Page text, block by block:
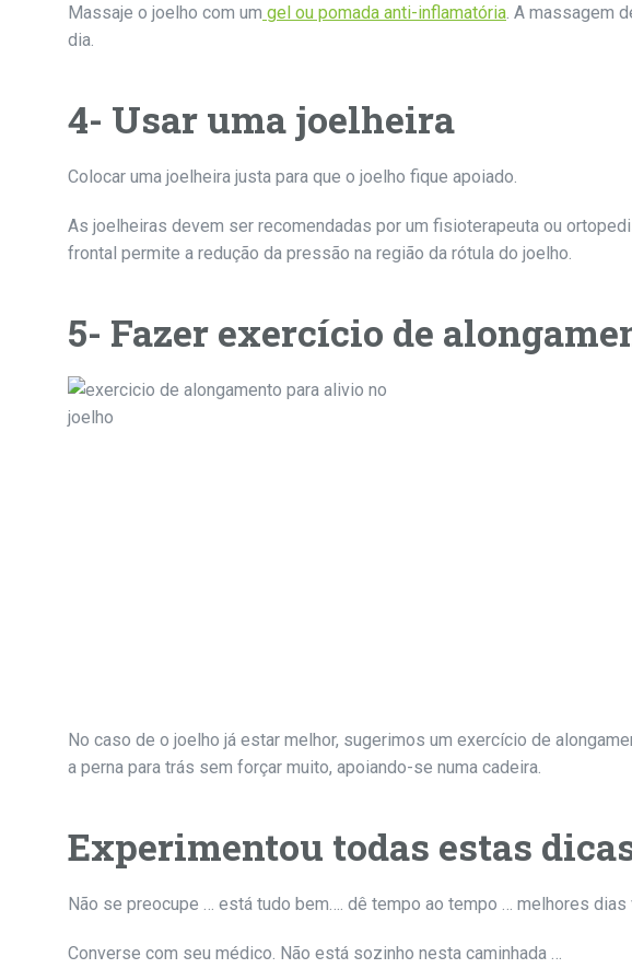
Massaje o joelho com um gel ou pomada anti-inflamatória. A massagem
dia.
4- Usar uma joelheira
Colocar uma joelheira justa para que o joelho fique apoiado.
As joelheiras devem ser recomendadas por um fisioterapeuta ou
frontal permite a redução da pressão na região da rótula do joelho.
5- Fazer exercício de
No caso de o joelho já estar melhor, sugerimos um exercício de
a perna para trás sem forçar muito, apoiando-se numa cadeira.
Experimentou todas estas
Não se preocupe … está tudo bem…. dê tempo ao tempo … melhores dias
Converse com seu médico. Não está sozinho nesta caminhada …